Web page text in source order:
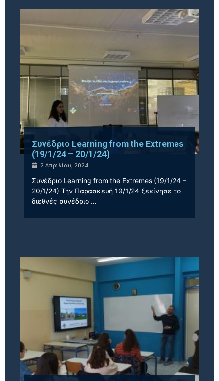
Συνέδριο Learning from the Extremes
(19/1/24 – 20/1/24)
2 Απριλίου, 2024
Συνέδριο Learning from the Extremes (19/1/24 –
20/1/24) Την Παρασκευή 19/1/24 ξεκίνησε το
διεθνές συνέδριο …